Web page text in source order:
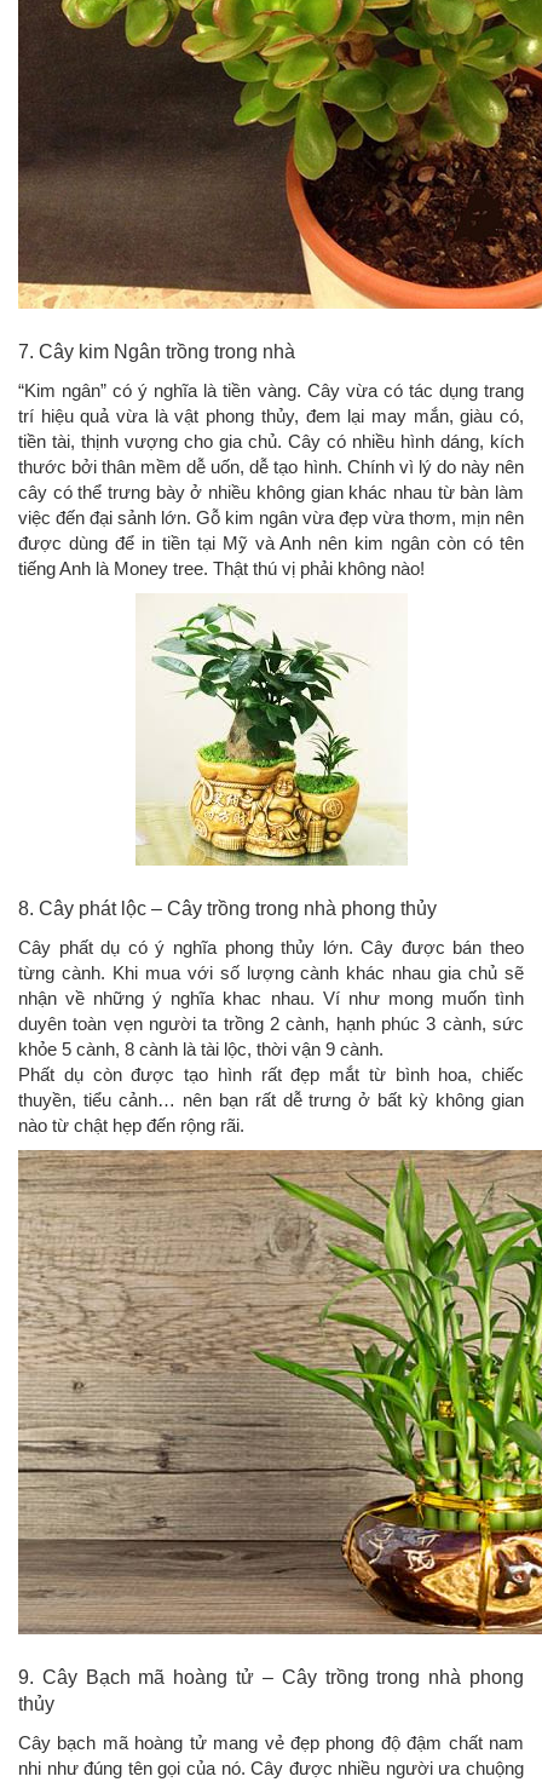
7. Cây kim Ngân trồng trong nhà
“Kim ngân” có ý nghĩa là tiền vàng. Cây vừa có tác dụng trang
trí hiệu quả vừa là vật phong thủy, đem lại may mắn, giàu có,
tiền tài, thịnh vượng cho gia chủ. Cây có nhiều hình dáng, kích
thước bởi thân mềm dễ uốn, dễ tạo hình. Chính vì lý do này nên
cây có thể trưng bày ở nhiều không gian khác nhau từ bàn làm
việc đến đại sảnh lớn. Gỗ kim ngân vừa đẹp vừa thơm, mịn nên
được dùng để in tiền tại Mỹ và Anh nên kim ngân còn có tên
tiếng Anh là Money tree. Thật thú vị phải không nào!
8. Cây phát lộc – Cây trồng trong nhà phong thủy
Cây phất dụ có ý nghĩa phong thủy lớn. Cây được bán theo
từng cành. Khi mua với số lượng cành khác nhau gia chủ sẽ
nhận về những ý nghĩa khac nhau. Ví như mong muốn tình
duyên toàn vẹn người ta trồng 2 cành, hạnh phúc 3 cành, sức
khỏe 5 cành, 8 cành là tài lộc, thời vận 9 cành.
Phất dụ còn được tạo hình rất đẹp mắt từ bình hoa, chiếc
thuyền, tiểu cảnh… nên bạn rất dễ trưng ở bất kỳ không gian
nào từ chật hẹp đến rộng rãi.
9. Cây Bạch mã hoàng tử – Cây trồng trong nhà phong
thủy
Cây bạch mã hoàng tử mang vẻ đẹp phong độ đậm chất nam
nhi như đúng tên gọi của nó. Cây được nhiều người ưa chuộng